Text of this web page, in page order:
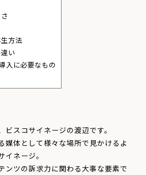
方法
い
入に必要なもの
ビスコサイネージの渡辺です。
媒体として様々な場所で見かけるよ
イネージ。
ンツの訴求力に関わる大事な要素で